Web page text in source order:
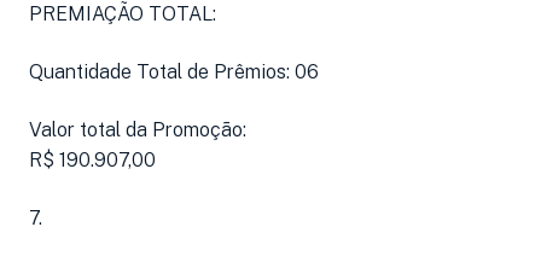
PREMIAÇÃO TOTAL:
Quantidade Total de Prêmios: 06
Valor total da Promoção:
R$ 190.907,00
7.